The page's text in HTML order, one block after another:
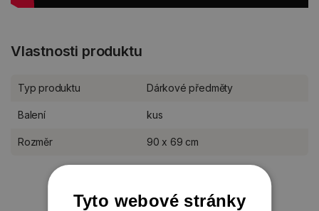
Vlastnosti produktu
Typ produktu Dárkové předměty
Balení kus
Rozměr 90 x 69 cm
Tyto webové stránky